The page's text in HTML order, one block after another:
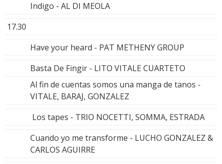
Indigo - AL DI MEOLA
17.30
Have your heard - PAT METHENY GROUP
Basta De Fingir - LITO VITALE CUARTETO
Al fin de cuentas somos una manga de tanos -
VITALE, BARAJ, GONZALEZ
Los tapes - TRIO NOCETTI, SOMMA, ESTRADA
Cuando yo me transforme - LUCHO GONZALEZ &
CARLOS AGUIRRE